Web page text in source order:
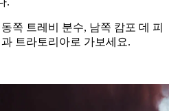
쪽 트레비 분수, 남쪽 캄포 데 피
트라토리아로 가보세요.